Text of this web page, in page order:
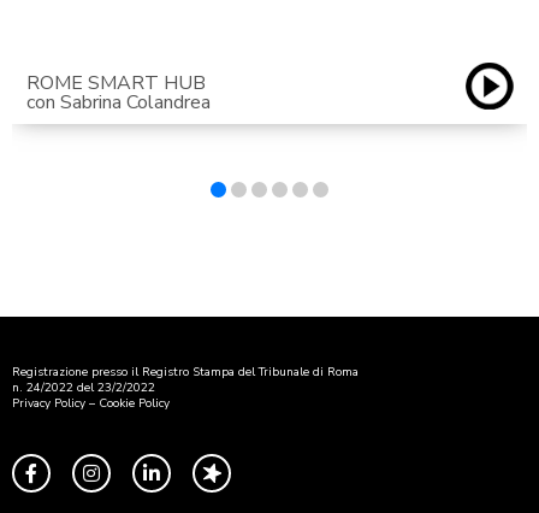
ROME SMART HUB
con Sabrina Colandrea
Registrazione presso il Registro Stampa del Tribunale di Roma
n. 24/2022 del 23/2/2022
Privacy Policy – Cookie Policy